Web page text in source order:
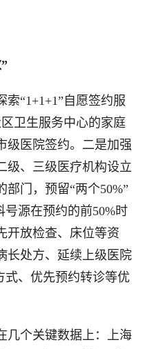
“1+1+1”自愿签约服
卫生服务中心的家庭
级医院签约。二是加强
级、三级医疗机构设立
门，预留“两个50%”
号源在预约的前50%时
开放检查、床位等资
长处方、延续上级医院
式、优先预约转诊等优
个关键数据上：上海